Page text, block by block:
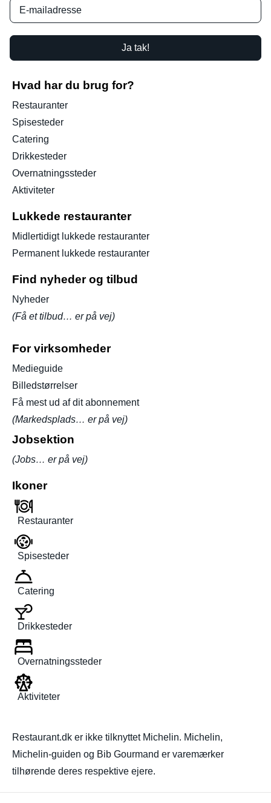
Ja tak!
Hvad har du brug for?
Restauranter
Spisesteder
Catering
Drikkesteder
Overnatningssteder
Aktiviteter
Lukkede restauranter
Midlertidigt lukkede restauranter
Permanent lukkede restauranter
Find nyheder og tilbud
Nyheder
(Få et tilbud… er på vej)
For virksomheder
Medieguide
Billedstørrelser
Få mest ud af dit abonnement
(Markedsplads… er på vej)
Jobsektion
(Jobs… er på vej)
Ikoner
Restauranter
Spisesteder
Catering
Drikkesteder
Overnatningssteder
Aktiviteter
Restaurant.dk er ikke tilknyttet Michelin. Michelin,
Michelin-guiden og Bib Gourmand er varemærker
tilhørende deres respektive ejere.